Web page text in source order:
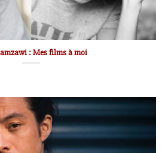
: Mes films à moi